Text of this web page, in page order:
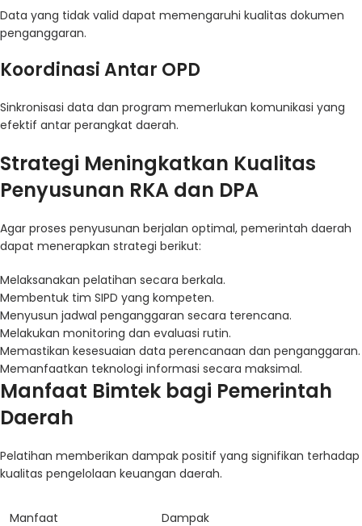
Data yang tidak valid dapat memengaruhi kualitas dokumen
penganggaran.
Koordinasi Antar OPD
Sinkronisasi data dan program memerlukan komunikasi yang
efektif antar perangkat daerah.
Strategi Meningkatkan Kualitas
Penyusunan RKA dan DPA
Agar proses penyusunan berjalan optimal, pemerintah daerah
dapat menerapkan strategi berikut:
Melaksanakan pelatihan secara berkala.
Membentuk tim SIPD yang kompeten.
Menyusun jadwal penganggaran secara terencana.
Melakukan monitoring dan evaluasi rutin.
Memastikan kesesuaian data perencanaan dan penganggaran.
Memanfaatkan teknologi informasi secara maksimal.
Manfaat Bimtek bagi Pemerintah
Daerah
Pelatihan memberikan dampak positif yang signifikan terhadap
kualitas pengelolaan keuangan daerah.
Manfaat Dampak